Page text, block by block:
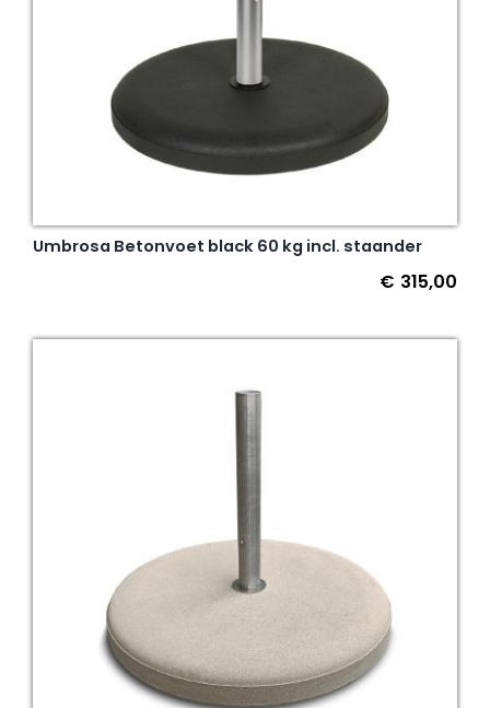
Umbrosa Betonvoet black 60 kg incl. staander
€ 315,00